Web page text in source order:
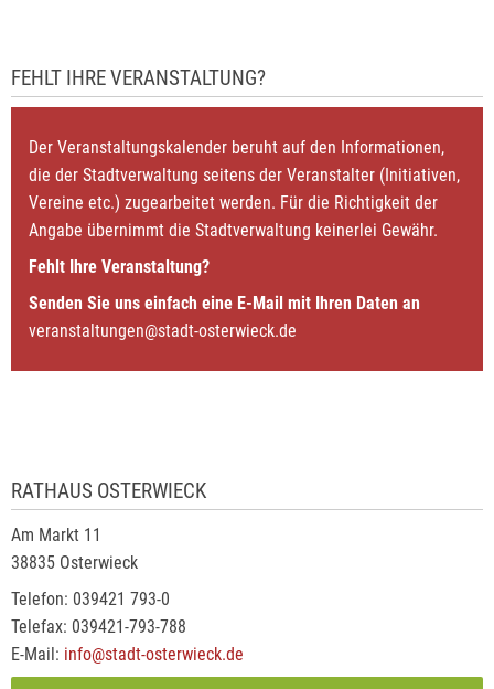
FEHLT IHRE VERANSTALTUNG?
Der Veranstaltungskalender beruht auf den Informationen,
die der Stadtverwaltung seitens der Veranstalter (Initiativen,
Vereine etc.) zugearbeitet werden. Für die Richtigkeit der
Angabe übernimmt die Stadtverwaltung keinerlei Gewähr.
Fehlt Ihre Veranstaltung?
Senden Sie uns einfach eine E-Mail mit Ihren Daten an
veranstaltungen@stadt-osterwieck.de
RATHAUS OSTERWIECK
Am Markt 11
38835 Osterwieck
Telefon: 039421 793-0
Telefax: 039421-793-788
E-Mail: info@stadt-osterwieck.de